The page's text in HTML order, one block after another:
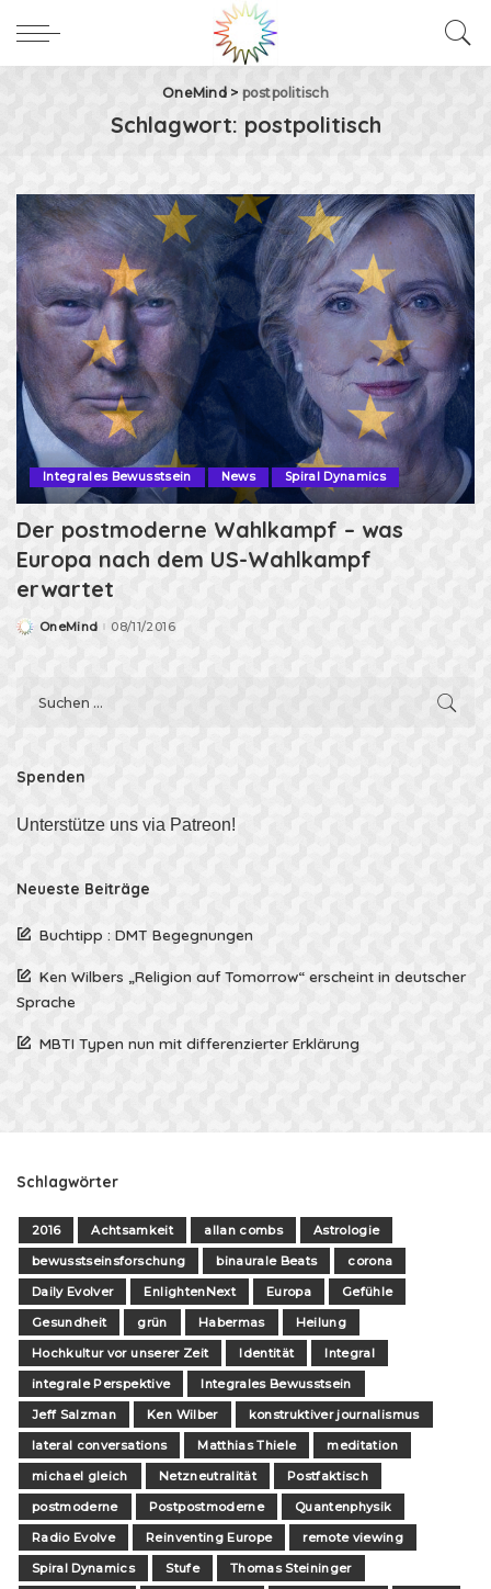
OneMind> postpolitisch
Schlagwort: postpolitisch
Integrales Bewusstsein News Spiral Dynamics
Der postmoderne Wahlkampf – was
Europa nach dem US-Wahlkampf
erwartet
PostedOneMind 08/11/2016
Spenden
Unterstütze uns via Patreon!
Neueste Beiträge
Buchtipp : DMT Begegnungen
Ken Wilbers „Religion auf Tomorrow“ erscheint in deutscher
Sprache
MBTI Typen nun mit differenzierter Erklärung
Schlagwörter
2016 Achtsamkeit allan combs
Astrologie
bewusstseinsforschung
binaurale Beats
corona
Daily Evolver
EnlightenNext Europa
Gefühle
Gesundheit
grün Habermas
Heilung
Hochkultur vor unserer Zeit
Identität
Integral
integrale Perspektive
Integrales Bewusstsein
Jeff Salzman
Ken Wilber
konstruktiver journalismus
lateral conversations
Matthias Thiele
meditation
michael gleich
Netzneutralität
Postfaktisch
postmoderne
Postpostmoderne
Quantenphysik
Radio Evolve
Reinventing Europe
remote viewing
Spiral Dynamics
Stufe
Thomas Steininger